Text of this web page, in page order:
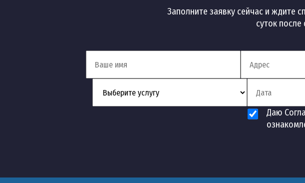
Заполните заявку сейчас и ждите
суток
Даю